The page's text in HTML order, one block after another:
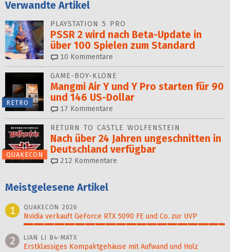
Verwandte Artikel
PLAYSTATION 5 PRO
PSSR 2 wird nach Beta-Update in
über 100 Spielen zum Standard
10 Kommentare
RETRO
GAME-BOY-KLONE
Mangmi Air Y und Y Pro starten für 90
und 146 US-Dollar
17 Kommentare
QUAKECON
RETURN TO CASTLE WOLFENSTEIN
Nach über 24 Jahren ungeschnitten in
Deutschland verfügbar
212 Kommentare
Meistgelesene Artikel
1
QUAKECON 2026
Nvidia verkauft GeForce RTX 5090 FE und Co. zur UVP
2 LIAN LI B4-MATX
Erstklassiges Kompaktgehäuse mit Aufwand und Holz